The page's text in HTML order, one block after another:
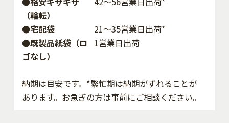
（輪転）
●宅配袋
21～35営業日出荷*
●既製品紙袋（ロ
ゴなし）
1営業日出荷
納期は目安です。*繁忙期は納期がずれることが
あります。お急ぎの方は事前にご相談ください。